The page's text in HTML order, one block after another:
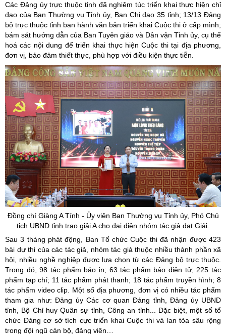
Các Đảng ủy trực thuộc tỉnh đã nghiêm túc triển khai thực hiện chỉ
đạo của Ban Thường vụ Tỉnh ủy, Ban Chỉ đạo 35 tỉnh; 13/13 Đảng
bộ trực thuộc tỉnh ban hành văn bản triển khai Cuộc thi ở cấp mình;
bám sát hướng dẫn của Ban Tuyên giáo và Dân vận Tỉnh ủy, cụ thể
hoá các nội dung để triển khai thực hiện Cuộc thi tại địa phương,
đơn vị, bảo đảm thiết thực, phù hợp với điều kiện thực tiễn.
Đồng chí Giàng A Tính - Ủy viên Ban Thường vụ Tỉnh ủy, Phó Chủ
tịch UBND tỉnh trao giải A cho đại diện nhóm tác giả đạt Giải.
Sau 3 tháng phát động, Ban Tổ chức Cuộc thi đã nhận được 423
bài dự thi của các tác giả, nhóm tác giả thuộc nhiều thành phần xã
hội, nhiều nghề nghiệp được lựa chọn từ các Đảng bộ trực thuộc.
Trong đó, 98 tác phẩm báo in; 63 tác phẩm báo điện tử; 225 tác
phẩm tạp chí; 11 tác phẩm phát thanh; 18 tác phẩm truyền hình; 8
tác phẩm video clip. Một số địa phương, đơn vị có nhiều tác phẩm
tham gia như: Đảng ủy Các cơ quan Đảng tỉnh, Đảng ủy UBND
tỉnh, Bộ Chỉ huy Quân sự tỉnh, Công an tỉnh... Đặc biệt, một số tổ
chức Đảng cơ sở tích cực triển khai Cuộc thi và lan tỏa sâu rộng
trong đội ngũ cán bộ, đảng viên…